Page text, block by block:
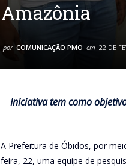
Amazônia
por COMUNICAÇÃO PMO em 22 DE
Iniciativa tem como
A Prefeitura de Óbidos, por
feira, 22, uma equipe de